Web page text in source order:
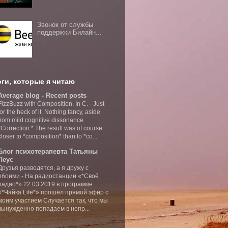
Звонок от службы
поддержки Билайн...
которые я читаю
blog - Recent posts
with Composition. In C. - Just
the heck of it. Nothing fancy, aside
mild cognitive dissonance.
The result was of course
to *composition* than to *co...
психотерапевта Татьяны
разводятся, а я дружу с
- На радиостанции «*Своё
22.03.2019 в программе
Life*» прошёл прямой эфир с
участием Случается так, что мы
попадаем в непр...